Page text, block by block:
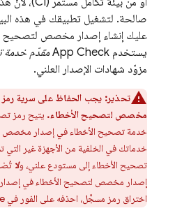
صالحة. لتشغيل تطبيقك في هذه
عليك إنشاء إصدار مخصص لتصحيح
يستخدم App Check مقدّم خدمة
مزوّد شهادات الإصدار العلني.
تحذير: يجب الحفاظ على سرية
مخصص لتصحيح الأخطاء. يتيح رمز
خدمة تصحيح الأخطاء في إصدار مخصص
خدماتك في الخلفية من الأجهزة غير التي
تصحيح الأخطاء إلى مستودع علني، ولا
إصدار مخصص لتصحيح الأخطاء في
اختراق رمز مسجَّل، احذفه على الفور في